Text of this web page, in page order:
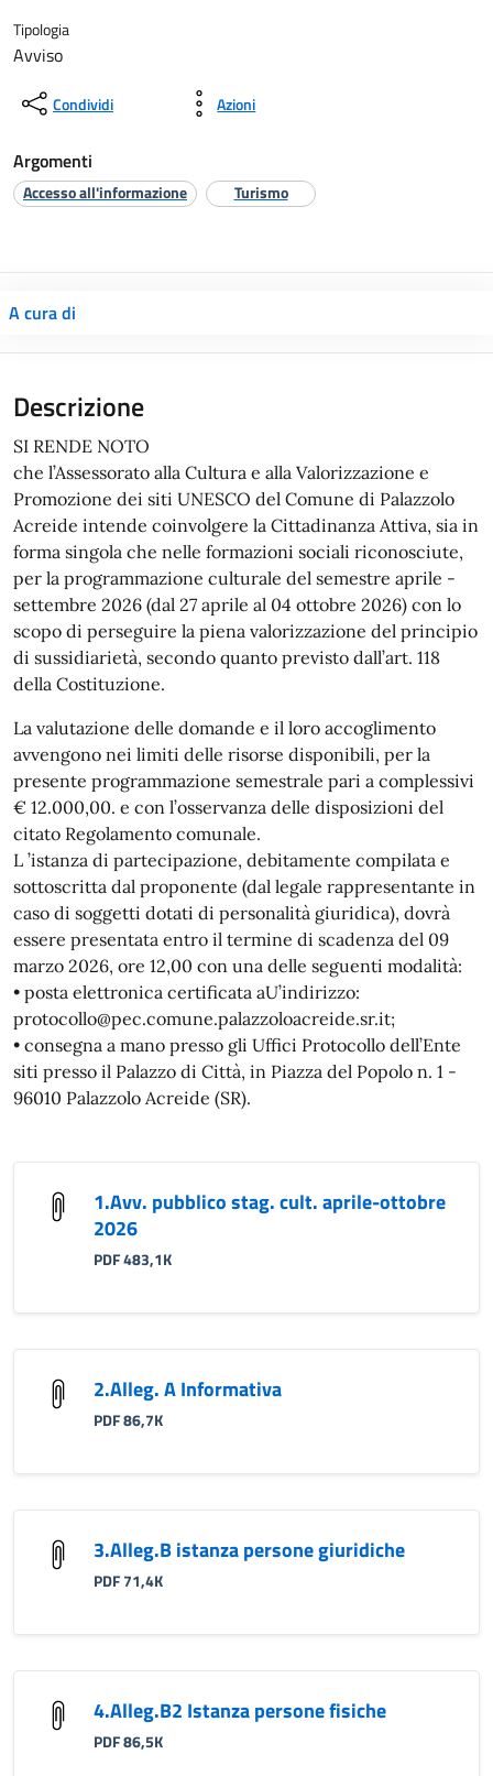
Tipologia
Avviso
Condividi Azioni
Argomenti
Accesso all'informazione Turismo
A cura di
SI RENDE NOTO
che l’Assessorato alla Cultura e alla Valorizzazione e
Promozione dei siti UNESCO del Comune di Palazzolo
Acreide intende coinvolgere la Cittadinanza Attiva, sia in
forma singola che nelle formazioni sociali riconosciute,
per la programmazione culturale del semestre aprile -
settembre 2026 (dal 27 aprile al 04 ottobre 2026) con lo
scopo di perseguire la piena valorizzazione del principio
di sussidiarietà, secondo quanto previsto dall’art. 118
della Costituzione.
La valutazione delle domande e il loro accoglimento
avvengono nei limiti delle risorse disponibili, per la
presente programmazione semestrale pari a complessivi
€ 12.000,00. e con l’osservanza delle disposizioni del
citato Regolamento comunale.
L ’istanza di partecipazione, debitamente compilata e
sottoscritta dal proponente (dal legale rappresentante in
caso di soggetti dotati di personalità giuridica), dovrà
essere presentata entro il termine di scadenza del 09
marzo 2026, ore 12,00 con una delle seguenti modalità:
• posta elettronica certificata aU’indirizzo:
protocollo@pec.comune.palazzoloacreide.sr.it;
• consegna a mano presso gli Uffici Protocollo dell’Ente
siti presso il Palazzo di Città, in Piazza del Popolo n. 1 -
96010 Palazzolo Acreide (SR).
1.Avv. pubblico stag. cult. aprile-ottobre
2026
PDF 483,1K
2.Alleg. A Informativa
PDF 86,7K
3.Alleg.B istanza persone giuridiche
PDF 71,4K
4.Alleg.B2 Istanza persone fisiche
PDF 86,5K